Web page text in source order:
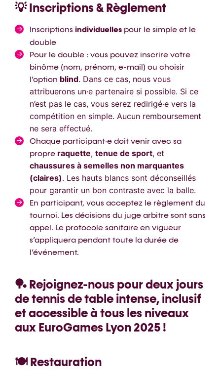
💡 Inscriptions & Règlement
Inscriptions individuelles pour le simple et le
double
Pour le double : vous pouvez inscrire votre
binôme (nom, prénom, e-mail) ou choisir
l’option blind. Dans ce cas, nous vous
attribuerons un·e partenaire si possible. Si ce
n’est pas le cas, vous serez redirigé·e vers la
compétition en simple. Aucun remboursement
ne sera effectué.
Chaque participant·e doit venir avec sa
propre raquette, tenue de sport, et
chaussures à semelles non marquantes
(claires). Les hauts blancs sont déconseillés
pour garantir un bon contraste avec la balle.
En participant, vous acceptez le règlement du
tournoi. Les décisions du juge arbitre sont sans
appel. Le protocole sanitaire en vigueur
s’appliquera pendant toute la durée de
l’événement.
🏓 Rejoignez-nous pour deux jours
de tennis de table intense, inclusif
et accessible à tous les niveaux
aux EuroGames Lyon 2025 !
🍽️ Restauration